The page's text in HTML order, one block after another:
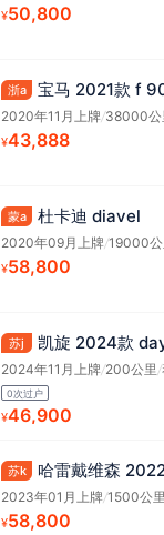
¥50,800
浙a 宝马 2021款 f
2020年11月上牌/38000公
¥43,888
蒙a 杜卡迪 diavel
2020年09月上牌/19000公
¥58,800
苏j 凯旋 2024款
2024年11月上牌/200公里/
0次过户
¥46,900
苏k 哈雷戴维森
2023年01月上牌/1500公里
¥58,800